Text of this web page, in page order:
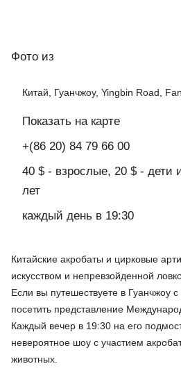
Фото из
Китай, Гуанчжоу, Yingbin Road,
Показать на карте
+(86 20) 84 79 66 00
40 $ - взрослые, 20 $ - дети
лет
каждый день в 19:30
Китайские акробаты и цирковые
искусством и непревзойденной
Если вы путешествуете в Гуанчжоу
посетить представление
Каждый вечер в 19:30 на его
невероятное шоу с участием
животных.